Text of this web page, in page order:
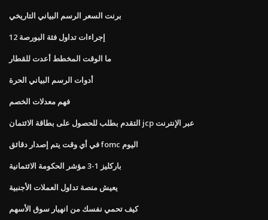
برنت السعر الرسم البياني التاريخي
إجراءات تداول فئة البورصة 12
ما الوقت المخطط أعدت للقطار
أدوات الرسم البياني الحرة
فهم معدلات الخصم
التقدم بطلب للحصول على بطاقة الائتمان jcp عبر الإنترنت
في أي وقت يتم إصدار دقائق fomc اليوم
باركليز 1-3 مؤشر الحكومة الائتمانية
يعيش منصة تداول العملات الأجنبية
كيف تحمي نفسك من انهيار سوق الأسهم